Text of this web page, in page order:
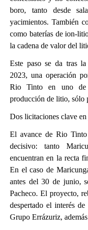
boro, tanto desde
yacimientos. También
como baterías de ion-
la cadena de valor del
Este paso se da tras
2023, una operación
Rio Tinto en uno de
producción de litio, sólo
Dos licitaciones clave
El avance de Rio
decisivo: tanto
encuentran en la recta
En el caso de
antes del 30 de junio,
Pacheco. El proyecto,
despertado el interés
Grupo Errázuriz,